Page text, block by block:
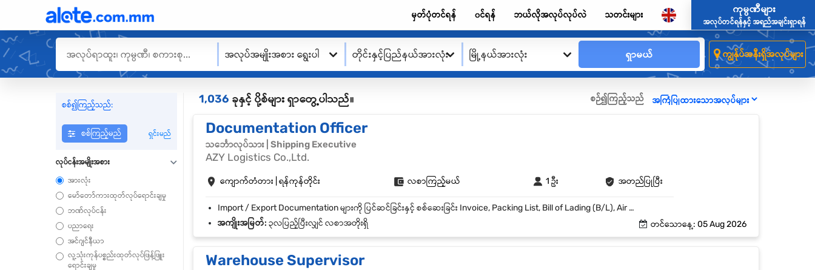
မှတ်ပုံတင်ရန် ၀င်ရန် ဘယ်လိုအလုပ်လုပ်လဲ သတင်းများ
ကုမ္ပဏီများ
အလုပ်တင်ရန်နှင့် အရည်အချင်းရှာရန်
အလုပ်အမျိုးအစား ရွေးပါ တိုင်းနှင့်ပြည်နယ်အားလုံး မြို့နယ်အားလုံး ရှာမယ် ကျွန်ုပ်အနီးရှိအလုပ်များ
စစ်၍ကြည့်သည်:
စစ်ကြည့်မည် ရှင်းမည်
လုပ်ငန်းအမျိုးအစား
အားလုံး
မော်တော်ကားထုတ်လုပ်ရောင်းချမှု
ဘဏ်လုပ်ငန်း
ပညာရေး
အင်ဂျင်နီယာ
လူ့သုံးကုန်ပစ္စည်းထုတ်လုပ်ဖြန့်ဖြူး
ရောင်းချမှု
1,036 ခုနှင့် ပို့စ်များ ရှာတွေ့ပါသည်။ စဉ်၍ကြည့်သည်
Documentation Officer
သင်္ဘောလုပ်သား | Shipping Executive
AZY Logistics Co.,Ltd.
ကျောက်တံတား | ရန်ကုန်တိုင်း လစာကြည့်မယ် 1 ဦး အတည်ပြုပြီး
Import / Export Documentation များကို ပြင်ဆင်ခြင်းနှင့် စစ်ဆေးခြင်း Invoice, Packing List, Bill of Lading (B/L), Air Waybill (AWB) နှင့် အခြားလိုအပ်သော Documents များကို ပြင်ဆင်ထိန်းသိမ်းခြင်း Shipping Lines, Airlines, Customers နှင့် ဆက်သွယ်ညှိနှိုင်းခြင်း Customs Clearance Process အတွက် လိုအပ်သော Documents များကို စနစ်တကျ ပြင်ဆင်ပေးခြင်း Documentation Records များကို သေချာစွာ ထိန်းသိမ်းခြင်း Management မှ ပေးအပ်သော အခြားတာဝန်များကို ဆောင်ရွက်ခြင်း
အကျိုးအမြတ်: ၃လပြည့်ပြီးလျှင် လစာအတိုးရှိ တင်သောနေ့: 05 Aug 2026
Warehouse Supervisor